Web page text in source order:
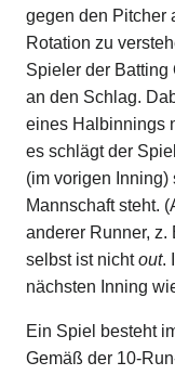
gegen den Pitcher
Rotation zu
Spieler der Batting
an den Schlag.
eines Halbinnings
es schlägt der
(im vorigen
Mannschaft steht.
anderer Runner, z.
selbst ist nichtout.
nächsten Inning
Ein Spiel besteht
Gemäß der 10-